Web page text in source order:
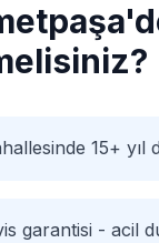
15+ yıl
garantisi - acil